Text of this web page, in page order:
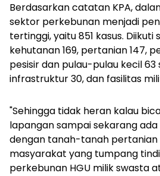
Berdasarkan catatan KPA,
sektor perkebunan menjadi
tertinggi, yaitu 851 kasus.
kehutanan 169, pertanian 147,
pesisir dan pulau-pulau kecil
infrastruktur 30, dan fasilitas
"Sehingga tidak heran kalau
lapangan sampai sekarang
dengan tanah-tanah
masyarakat yang tumpang
perkebunan HGU milik swasta